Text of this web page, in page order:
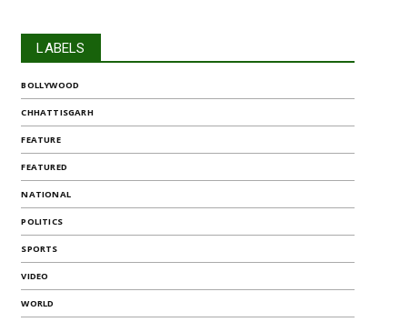
LABELS
BOLLYWOOD
CHHATTISGARH
FEATURE
FEATURED
NATIONAL
POLITICS
SPORTS
VIDEO
WORLD